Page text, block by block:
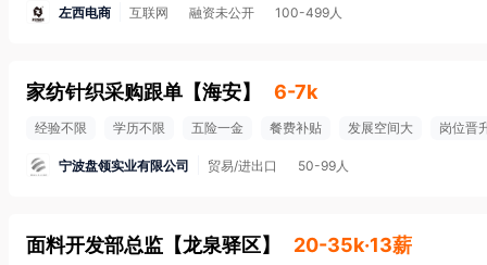
左西电商 互联网 融资未公开 100-499人
家纺针织采购跟单 【海安】 6-7k
经验不限 学历不限 五险一金 餐费补贴 发展空间大 岗位晋
宁波盘领实业有限公司 贸易/进出口 50-99人
面料开发部总监 【龙泉驿区】 20-35k·13薪